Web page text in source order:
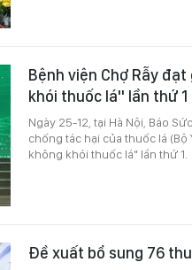
Bệnh viện Chợ Rẫy
khói thuốc lá" lần thứ 1
Ngày 25-12, tại Hà Nội, Báo
chống tác hại của thuốc lá
không khói thuốc lá" lần thứ 1.
Đề xuất bổ sung 76